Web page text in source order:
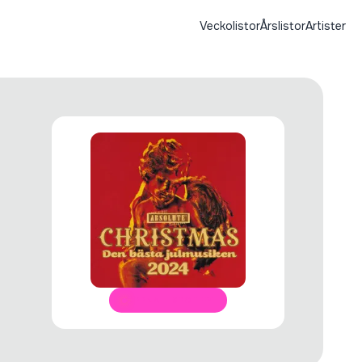
VeckolistorÅrslistorArtister